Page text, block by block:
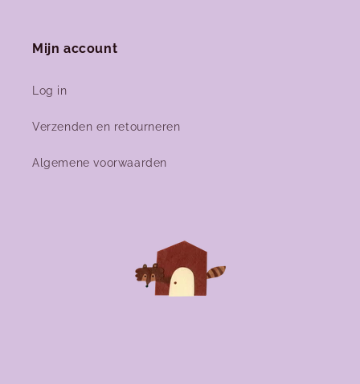
Mijn account
Log in
Verzenden en retourneren
Algemene voorwaarden